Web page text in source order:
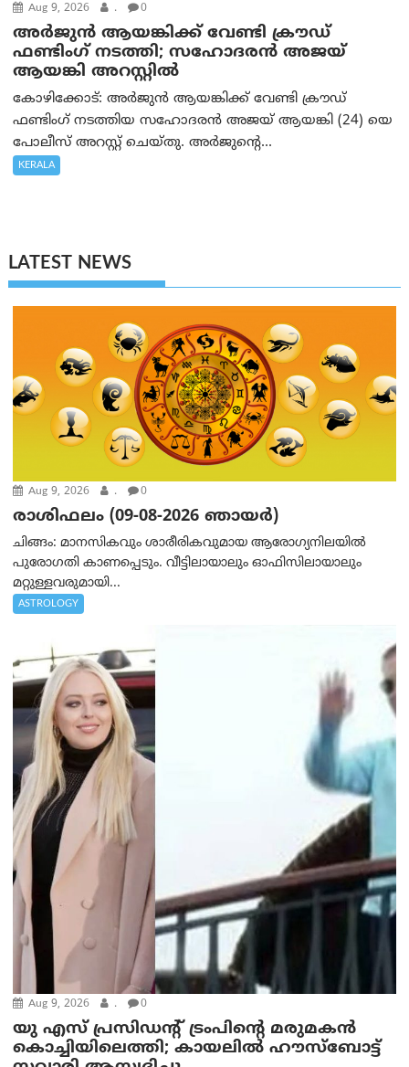
Aug 9, 2026 . 0
അർജുൻ ആയങ്കിക്ക് വേണ്ടി ക്രൗഡ്
ഫണ്ടിംഗ് നടത്തി; സഹോദരന്‍ അജയ്
ആയങ്കി അറസ്റ്റിൽ
കോഴിക്കോട്: അർജുൻ ആയങ്കിക്ക് വേണ്ടി ക്രൗഡ്
ഫണ്ടിംഗ് നടത്തിയ സഹോദരന്‍ അജയ് ആയങ്കി (24) യെ
പോലീസ് അറസ്റ്റ് ചെയ്തു. അർജുന്റെ...
KERALA
LATEST NEWS
Aug 9, 2026 . 0
രാശിഫലം (09-08-2026 ഞായര്‍)
ചിങ്ങം: മാനസികവും ശാരീരികവുമായ ആരോഗ്യനിലയിൽ
പുരോഗതി കാണപ്പെടും. വീട്ടിലായാലും ഓഫിസിലായാലും
മറ്റുള്ളവരുമായി...
ASTROLOGY
Aug 9, 2026 . 0
യു എസ് പ്രസിഡന്റ് ട്രംപിന്റെ മരുമകൻ
കൊച്ചിയിലെത്തി; കായലിൽ ഹൗസ്ബോട്ട്